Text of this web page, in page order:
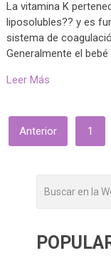
La vitamina K
liposolubles?? y es
sistema de
Generalmente el
Leer Más
PAGINACIÓN
DE
Anterior 1